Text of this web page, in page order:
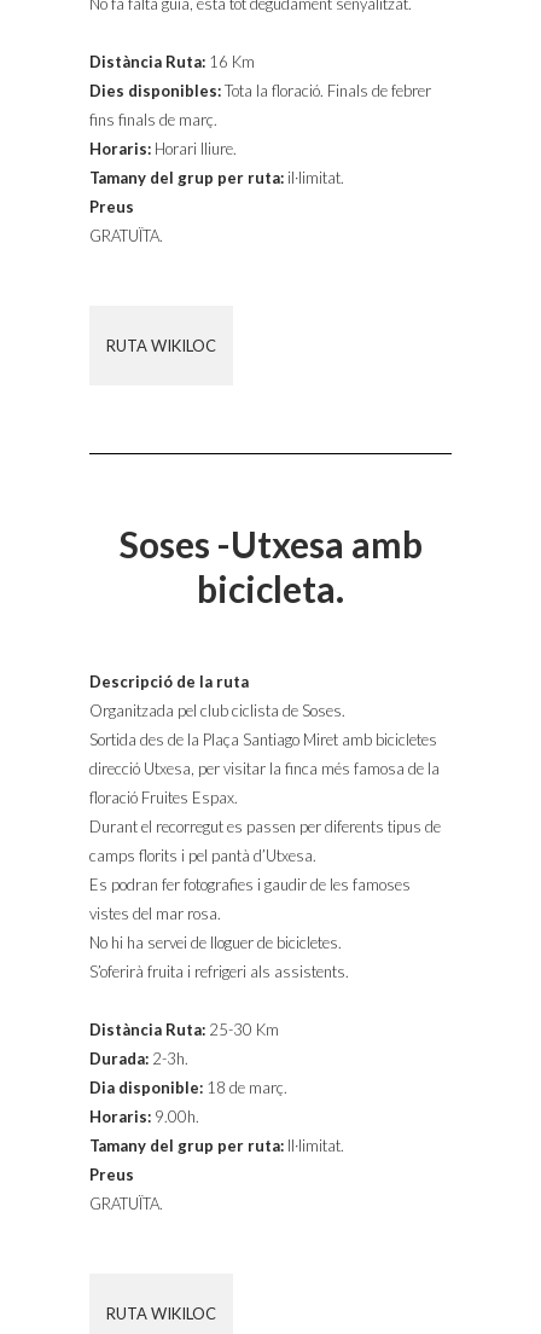
Distància Ruta: 16 Km
Dies disponibles:Tota la floració. Finals de febrer
fins finals de març.
Horaris: Horari lliure.
Tamany del grup per ruta: il·limitat.
Preus
GRATUÏTA.
RUTA WIKILOC
Soses -Utxesa amb
bicicleta.
Descripció de la ruta
Organitzada pel club ciclista de Soses.
Sortida des de la Plaça Santiago Miret amb bicicletes
direcció Utxesa, per visitar la finca més famosa de la
floració Fruites Espax.
Durant el recorregut es passen per diferents tipus de
camps florits i pel pantà d’Utxesa.
Es podran fer fotografies i gaudir de les famoses
vistes del mar rosa.
No hi ha servei de lloguer de bicicletes.
S’oferirà fruita i refrigeri als assistents.
Distància Ruta: 25-30 Km
Durada: 2-3h.
Dia disponible: 18 de març.
Horaris: 9.00h.
Tamany del grup per ruta: Il·limitat.
Preus
GRATUÏTA.
RUTA WIKILOC